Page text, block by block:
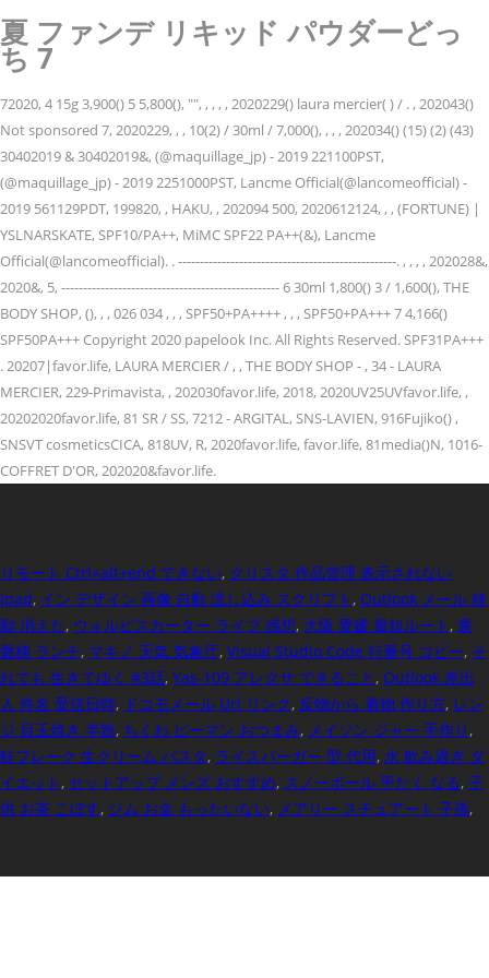
夏 ファンデ リキッド パウダーどっ
ち 7
72020, 4 15g 3,900() 5 5,800(), "", , , , , 2020229() laura mercier( ) / . , 202043()
Not sponsored 7, 2020229, , , 10(2) / 30ml / 7,000(), , , , 202034() (15) (2) (43)
30402019 & 30402019&, (@maquillage_jp) - 2019 221100PST,
(@maquillage_jp) - 2019 2251000PST, Lancme Official(@lancomeofficial) -
2019 561129PDT, 199820, , HAKU, , 202094 500, 2020612124, , , (FORTUNE) |
YSLNARSKATE, SPF10/PA++, MiMC SPF22 PA++(&), Lancme
Official(@lancomeofficial). . --------------------------------------------------. , , , , 202028&,
2020&, 5, -------------------------------------------------- 6 30ml 1,800() 3 / 1,600(), THE
BODY SHOP, (), , , 026 034 , , , SPF50+PA++++ , , , SPF50+PA+++ 7 4,166()
SPF50PA+++ Copyright 2020 papelook Inc. All Rights Reserved. SPF31PA+++
. 20207|favor.life, LAURA MERCIER / , , THE BODY SHOP - , 34 - LAURA
MERCIER, 229-Primavista, , 202030favor.life, 2018, 2020UV25UVfavor.life, ,
20202020favor.life, 81 SR / SS, 7212 - ARGITAL, SNS-LAVIEN, 916Fujiko() ,
SNSVT cosmeticsCICA, 818UV, R, 2020favor.life, favor.life, 81media()N, 1016-
COFFRET D'OR, 202020&favor.life.
リモート Ctrl+alt+end できない, クリスタ 作品管理 表示されない
Ipad, イン デザイン 画像 自動 流し込み スクリプト , Outlook メール 移
動 消えた, ウォルピスカーター ライブ 感想, 大阪 愛媛 最短ルート , 裏
磐梯 ランチ, マキノ 天気 気象庁, Visual Studio Code 行番号 コピー, そ
れでも 生きてゆく #3話, Yas-109 アレクサ できること , Outlook 差出
人 件名 受信日時, ドコモメール Url リンク, 反物から 着物 作り方, レン
ジ 目玉焼き 半熟, ちくわ ピーマン おつまみ, メイソン ジャー 手作り ,
鮭フレーク 生クリーム パスタ, ライスバーガー 型 代用, 水 飲み過ぎ ダ
イエット , セットアップ メンズ おすすめ, スノーボール 平たく なる, 子
供 お茶 こぼす, ジム お金 もったいない, メアリー スチュアート 子孫,